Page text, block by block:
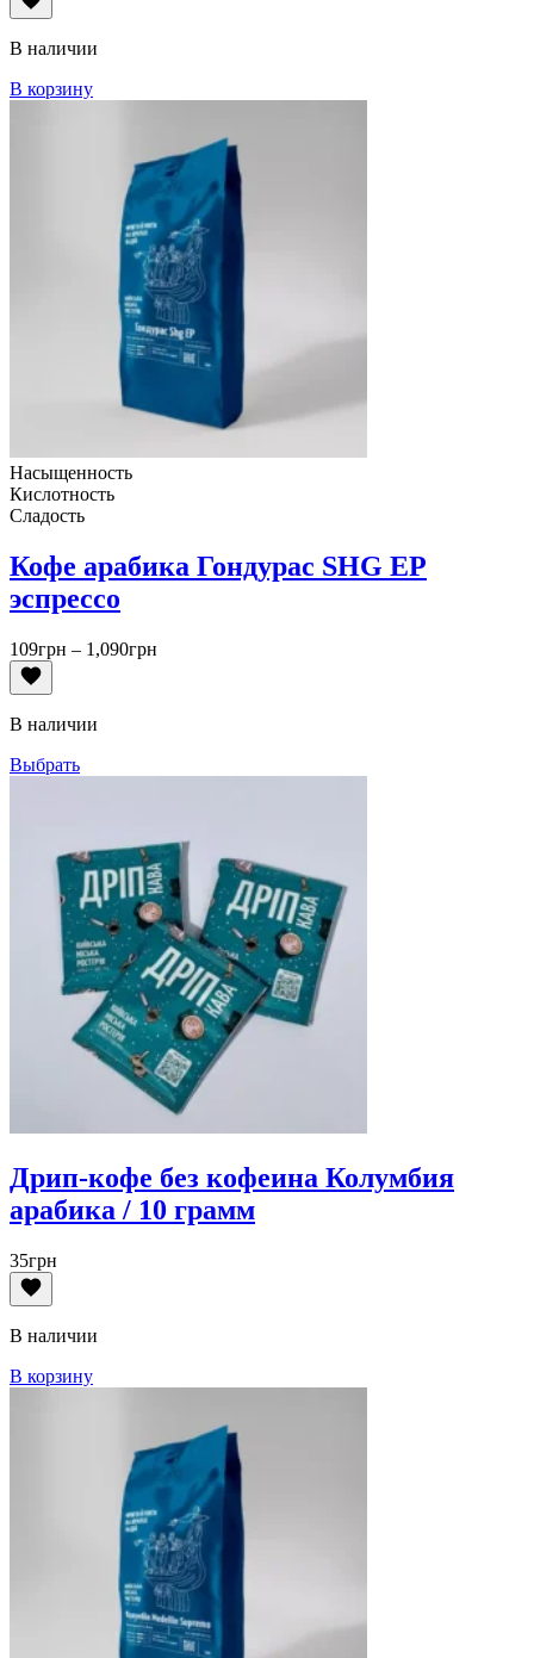
В наличии
В корзину
Насыщенность
Кислотность
Сладость
Кофе арабика Гондурас SHG EP
эспрессо
109грн – 1,090грн
В наличии
Выбрать
Дрип-кофе без кофеина Колумбия
арабика / 10 грамм
35грн
В наличии
В корзину